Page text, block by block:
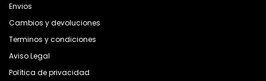
Envios
Cambios y devoluciones
Terminos y condiciones
Aviso Legal
Política de privacidad